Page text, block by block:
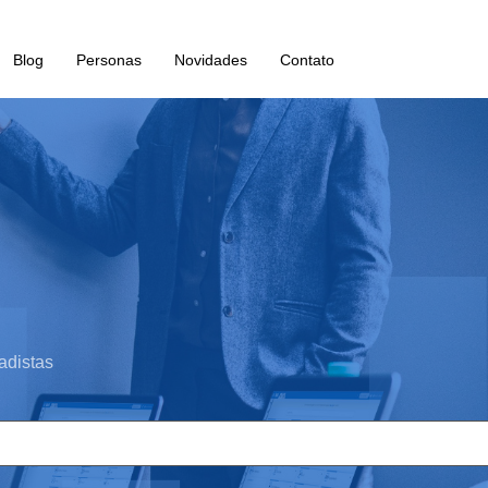
Blog Personas Novidades Contato